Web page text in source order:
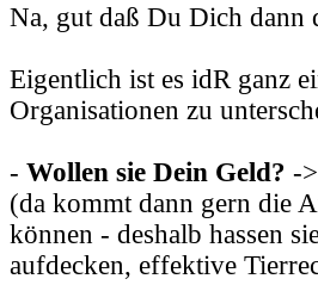
Na, gut daß Du Dich dann
Eigentlich ist es idR ganz
Organisationen zu
- Wollen sie Dein Geld? -
(da kommt dann gern die
können - deshalb hassen
aufdecken, effektive